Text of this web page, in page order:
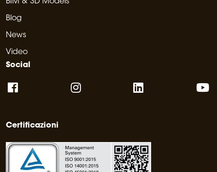
BIM & 3D Models
Blog
News
Video
Social
Certificazioni